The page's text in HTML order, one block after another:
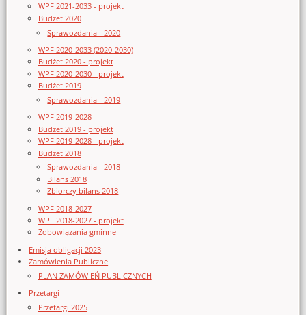
WPF 2021-2033 - projekt
Budżet 2020
Sprawozdania - 2020
WPF 2020-2033 (2020-2030)
Budżet 2020 - projekt
WPF 2020-2030 - projekt
Budżet 2019
Sprawozdania - 2019
WPF 2019-2028
Budżet 2019 - projekt
WPF 2019-2028 - projekt
Budżet 2018
Sprawozdania - 2018
Bilans 2018
Zbiorczy bilans 2018
WPF 2018-2027
WPF 2018-2027 - projekt
Zobowiązania gminne
Emisja obligacji 2023
Zamówienia Publiczne
PLAN ZAMÓWIEŃ PUBLICZNYCH
Przetargi
Przetargi 2025